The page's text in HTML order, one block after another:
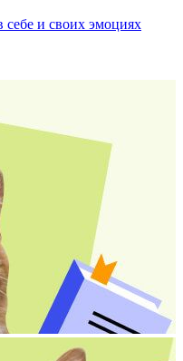
себе и своих эмоциях